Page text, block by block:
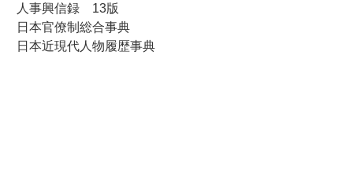
人事興信録 13版
日本官僚制総合事典
日本近現代人物履歴事典